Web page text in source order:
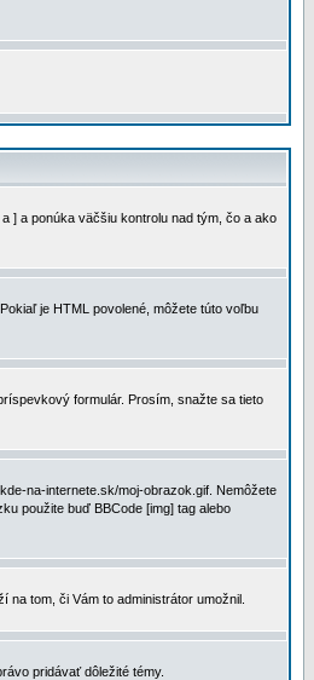
] a ponúka väčšiu kontrolu nad tým, čo a ako
je HTML povolené, môžete túto voľbu
formulár. Prosím, snažte sa tieto
na-internete.sk/moj-obrazok.gif. Nemôžete
použite buď BBCode [img] tag alebo
tom, či Vám to administrátor umožnil.
pridávať dôležité témy.